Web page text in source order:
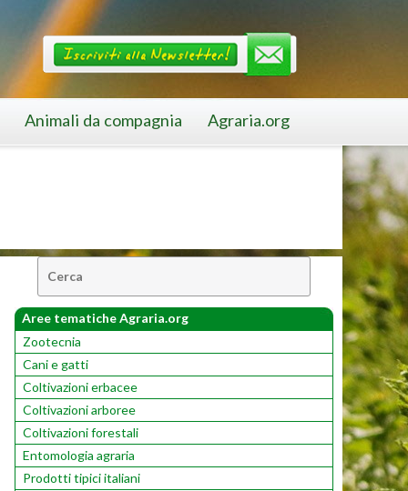
Animali da compagnia Agraria.org
Aree tematiche Agraria.org
Zootecnia
Cani e gatti
Coltivazioni erbacee
Coltivazioni arboree
Coltivazioni forestali
Entomologia agraria
Prodotti tipici italiani